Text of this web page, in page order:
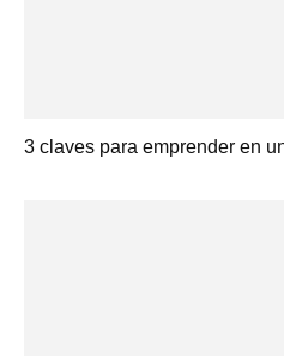
3 claves para emprender en